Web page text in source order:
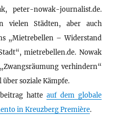
peter-nowak-journalist.de.
vielen Städten, aber auch
„Mietrebellen – Widerstand
mietrebellen.de. Nowak
verhindern“
soziale Kämpfe.
hatte auf dem globale
in Kreuzberg Première.